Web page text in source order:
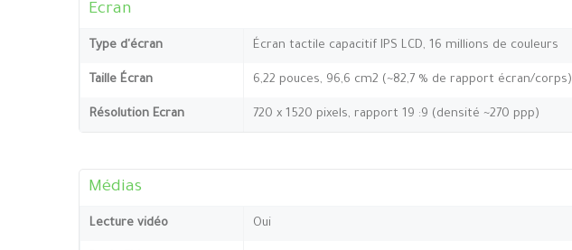
Ecran
Type d'écran Écran tactile capacitif IPS LCD, 16 millions de couleurs
Taille Écran 6,22 pouces, 96,6 cm2 (~82,7 % de rapport écran/corps)
Résolution Ecran 720 x 1520 pixels, rapport 19 :9 (densité ~270 ppp)
Médias
Lecture vidéo Oui